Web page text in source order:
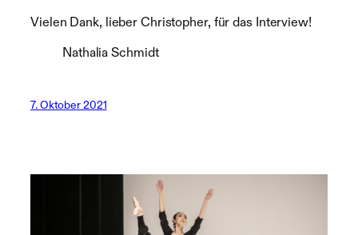
Vielen Dank, lieber Christopher, für das Interview!
Nathalia Schmidt
7. Oktober 2021